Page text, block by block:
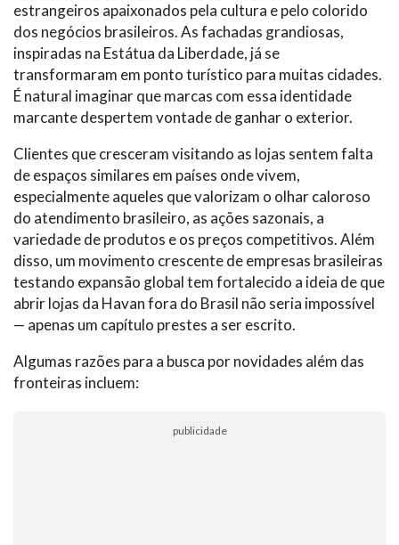
estrangeiros apaixonados pela cultura e pelo colorido
dos negócios brasileiros. As fachadas grandiosas,
inspiradas na Estátua da Liberdade, já se
transformaram em ponto turístico para muitas cidades.
É natural imaginar que marcas com essa identidade
marcante despertem vontade de ganhar o exterior.
Clientes que cresceram visitando as lojas sentem falta
de espaços similares em países onde vivem,
especialmente aqueles que valorizam o olhar caloroso
do atendimento brasileiro, as ações sazonais, a
variedade de produtos e os preços competitivos. Além
disso, um movimento crescente de empresas brasileiras
testando expansão global tem fortalecido a ideia de que
abrir lojas da Havan fora do Brasil não seria impossível
— apenas um capítulo prestes a ser escrito.
Algumas razões para a busca por novidades além das
fronteiras incluem:
publicidade